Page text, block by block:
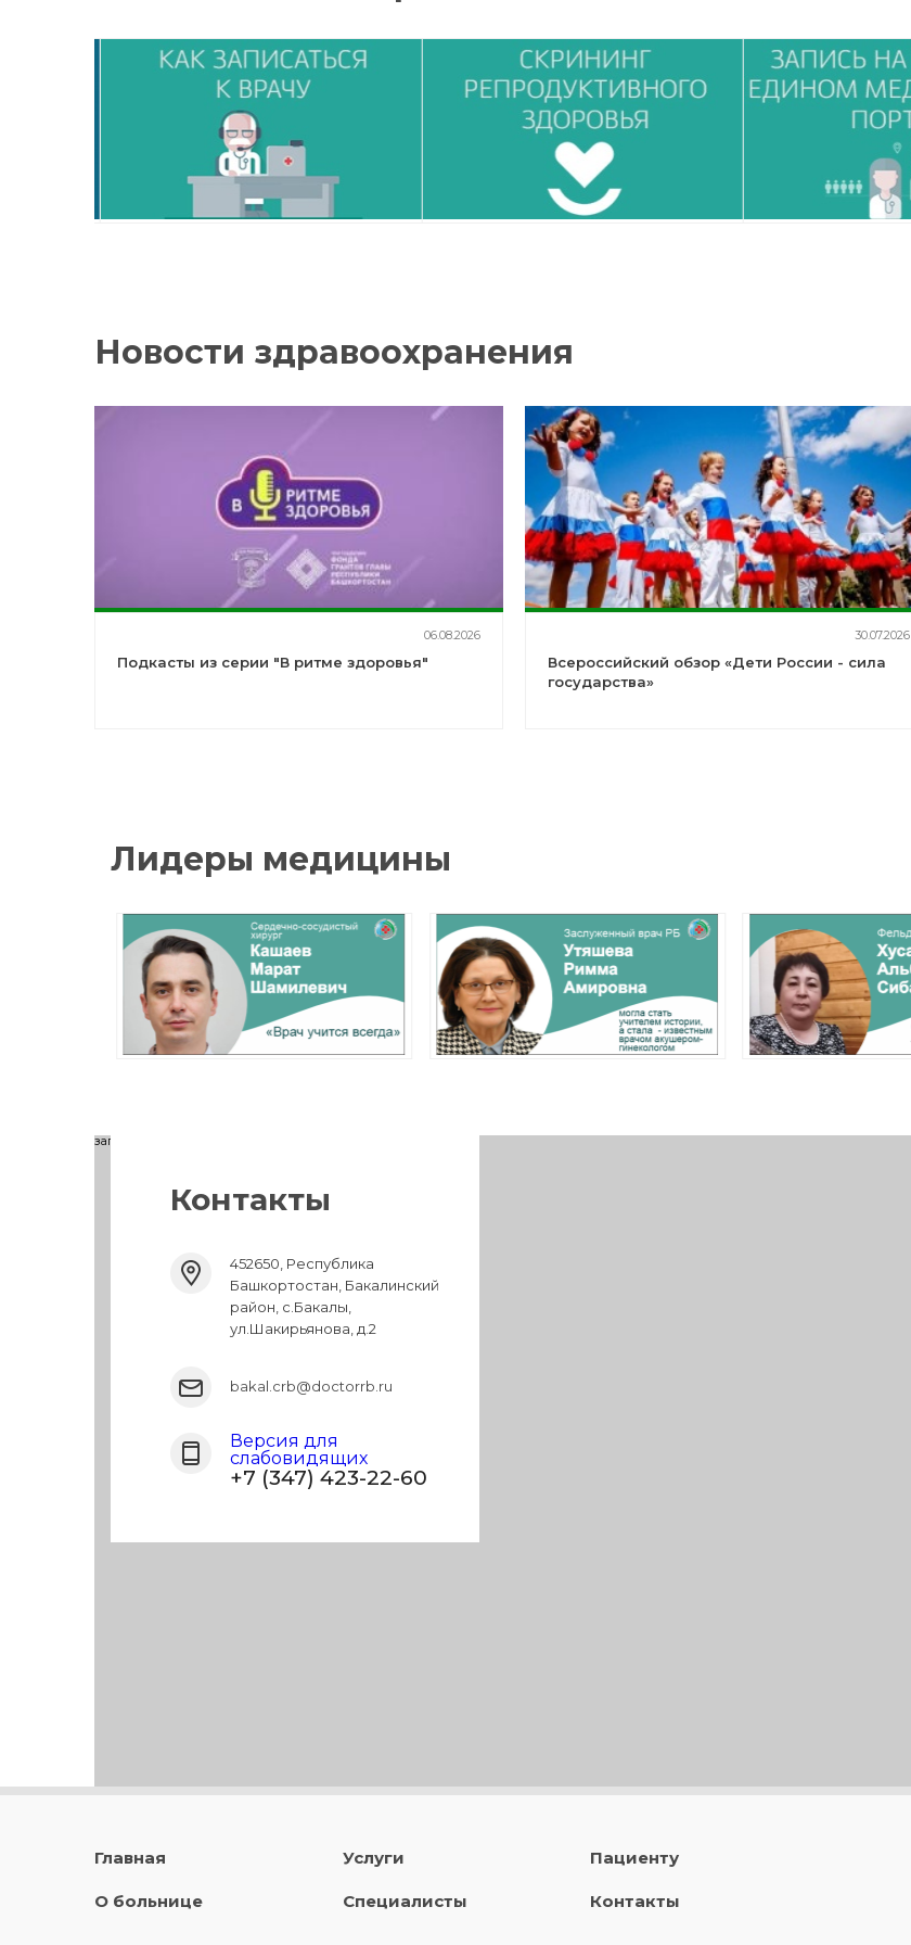
Новости здравоохранения
06.08.2026
Подкасты из серии "В ритме здоровья"
30.07.2026
Всероссийский обзор «Дети России - сила
государства»
Лидеры медицины
загрузка карты...
Контакты
452650, Республика
Башкортостан, Бакалинский
район, с.Бакалы,
ул.Шакирьянова, д.2
bakal.crb@doctorrb.ru
Версия для
слабовидящих
+7 (347) 423-22-60
Главная
О больнице
Услуги
Специалисты
Пациенту
Контакты